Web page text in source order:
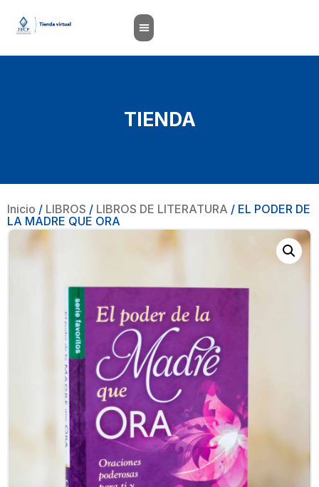
TIENDA
Inicio / LIBROS / LIBROS DE LITERATURA / EL PODER DE
LA MADRE QUE ORA